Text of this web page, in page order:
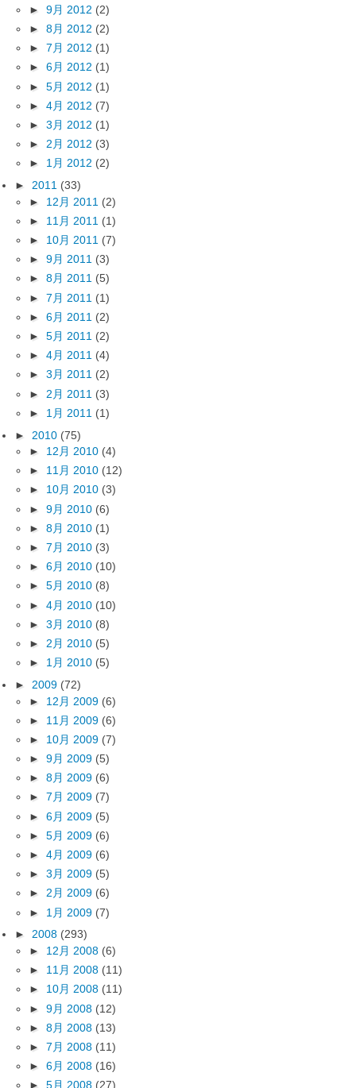
► 9月 2012 (2)
► 8月 2012 (2)
► 7月 2012 (1)
► 6月 2012 (1)
► 5月 2012 (1)
► 4月 2012 (7)
► 3月 2012 (1)
► 2月 2012 (3)
► 1月 2012 (2)
► 2011 (33)
► 12月 2011 (2)
► 11月 2011 (1)
► 10月 2011 (7)
► 9月 2011 (3)
► 8月 2011 (5)
► 7月 2011 (1)
► 6月 2011 (2)
► 5月 2011 (2)
► 4月 2011 (4)
► 3月 2011 (2)
► 2月 2011 (3)
► 1月 2011 (1)
► 2010 (75)
► 12月 2010 (4)
► 11月 2010 (12)
► 10月 2010 (3)
► 9月 2010 (6)
► 8月 2010 (1)
► 7月 2010 (3)
► 6月 2010 (10)
► 5月 2010 (8)
► 4月 2010 (10)
► 3月 2010 (8)
► 2月 2010 (5)
► 1月 2010 (5)
► 2009 (72)
► 12月 2009 (6)
► 11月 2009 (6)
► 10月 2009 (7)
► 9月 2009 (5)
► 8月 2009 (6)
► 7月 2009 (7)
► 6月 2009 (5)
► 5月 2009 (6)
► 4月 2009 (6)
► 3月 2009 (5)
► 2月 2009 (6)
► 1月 2009 (7)
► 2008 (293)
► 12月 2008 (6)
► 11月 2008 (11)
► 10月 2008 (11)
► 9月 2008 (12)
► 8月 2008 (13)
► 7月 2008 (11)
► 6月 2008 (16)
► 5月 2008 (27)